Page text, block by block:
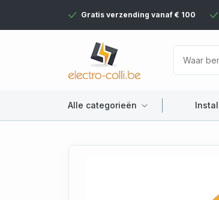
Gratis verzending vanaf € 100
Alle categorieën